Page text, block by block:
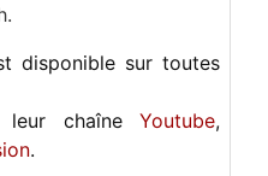
disponible sur toutes
leur chaîne Youtube,
.